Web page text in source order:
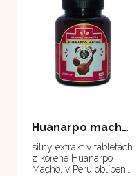
Huanarpo macho - tablety 100 tablet
silný extrakt v tabletách
z kořene Huanarpo
Macho, v Peru oblíbený